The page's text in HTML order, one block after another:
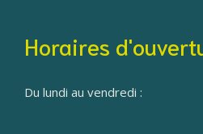
Horaires
Du lundi au vendredi :